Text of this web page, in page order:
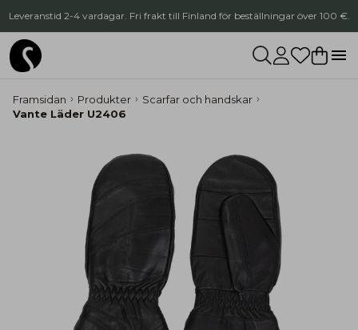
Leveranstid 2-4 vardagar. Fri frakt till Finland för beställningar över 100 €.
Framsidan Produkter
Scarfar och handskar
Vante Läder U2406